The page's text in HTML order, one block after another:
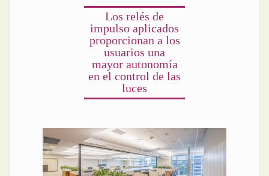
Los relés de
impulso aplicados
proporcionan a los
usuarios una
mayor autonomía
en el control de las
luces